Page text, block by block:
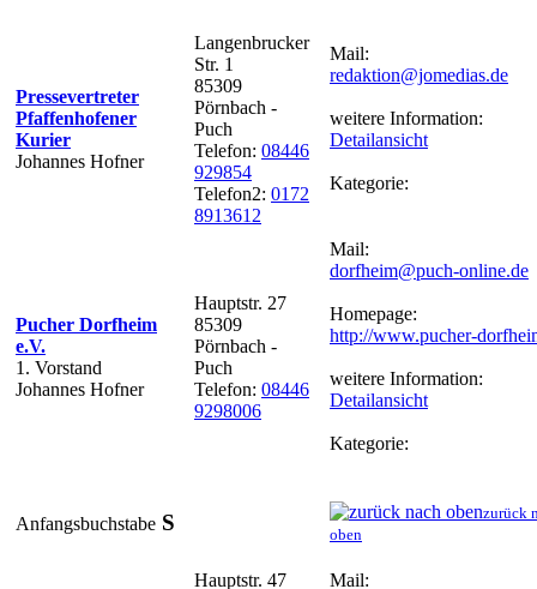
Pressevertreter
Pfaffenhofener
Kurier
Johannes Hofner
Langenbrucker
Str. 1
85309
Pörnbach -
Puch
Telefon: 08446
929854
Telefon2: 0172
8913612
Mail:
redaktion@jomedias.de
weitere Information:
Detailansicht
Kategorie:
Pucher Dorfheim
e.V.
1. Vorstand
Johannes Hofner
Hauptstr. 27
85309
Pörnbach -
Puch
Telefon: 08446
9298006
Mail:
dorfheim@puch-online.de
Homepage:
http://www.pucher-
weitere Information:
Detailansicht
Kategorie:
Anfangsbuchstabe S
zurück
oben
Hauptstr. 47
Mail: